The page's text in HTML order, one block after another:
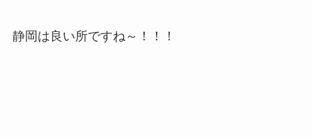
静岡は良い所ですね～！！！